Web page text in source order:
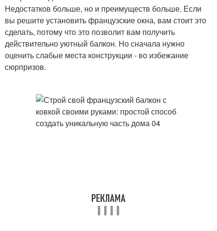
Недостатков больше, но и преимуществ больше. Если
вы решите установить французские окна, вам стоит это
сделать, потому что это позволит вам получить
действительно уютный балкон. Но сначала нужно
оценить слабые места конструкции - во избежание
сюрпризов.